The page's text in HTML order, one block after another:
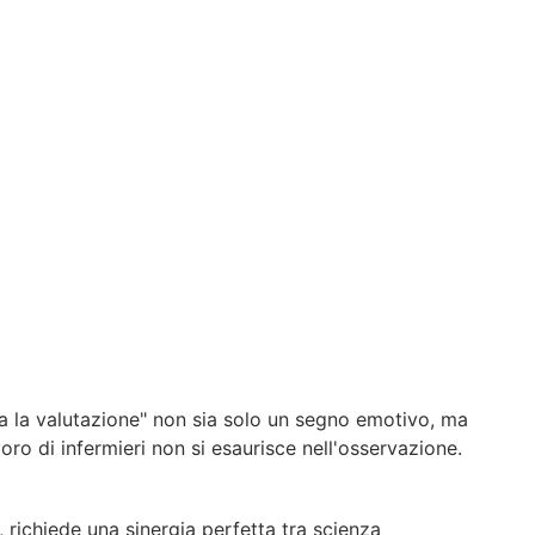
valutazione" non sia solo un segno emotivo, ma
di infermieri non si esaurisce nell'osservazione.
una sinergia perfetta tra scienza